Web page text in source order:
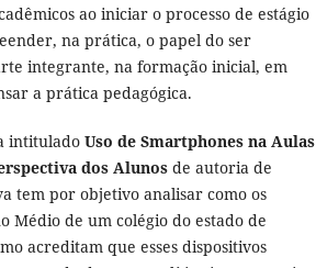
ao iniciar o processo de estágio
na prática, o papel do ser
integrante, na formação inicial, em
a prática pedagógica.
intitulado Uso de Smartphones na Aulas
dos Alunos de autoria de
tem por objetivo analisar como os
Médio de um colégio do estado de
acreditam que esses dispositivos